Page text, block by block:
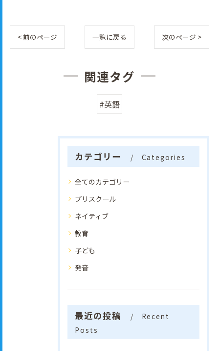
< 前のページ 一覧に戻る 次のページ >
関連タグ
#英語
カテゴリー Categories
全てのカテゴリー
プリスクール
ネイティブ
教育
子ども
発音
最近の投稿
Recent
Posts